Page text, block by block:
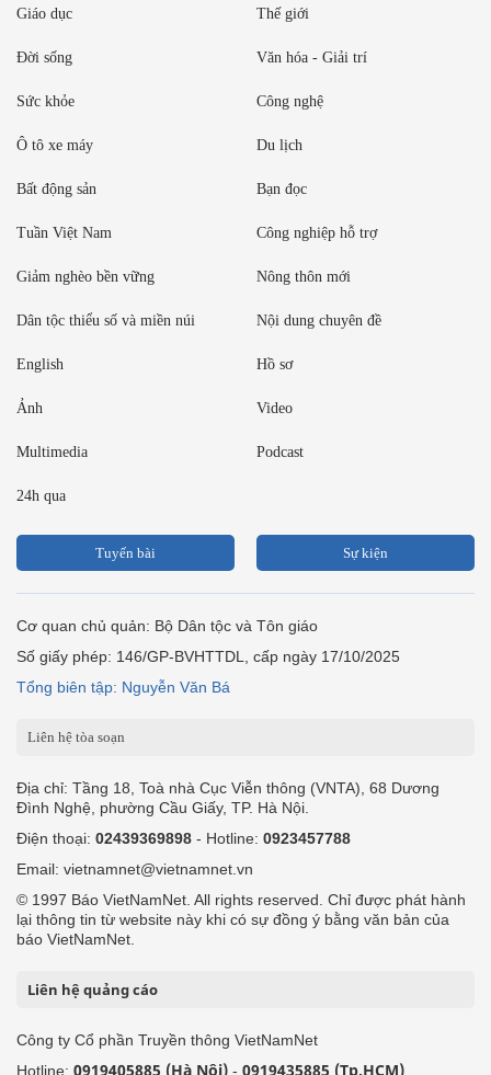
Giáo dục Thế giới
Đời sống Văn hóa - Giải trí
Sức khỏe Công nghệ
Ô tô xe máy Du lịch
Bất động sản Bạn đọc
Tuần Việt Nam Công nghiệp hỗ trợ
Giảm nghèo bền vững Nông thôn mới
Dân tộc thiểu số và miền núi Nội dung chuyên đề
English Hồ sơ
Ảnh Video
Multimedia Podcast
24h qua
Tuyến bài Sự kiện
Cơ quan chủ quản: Bộ Dân tộc và Tôn giáo
Số giấy phép: 146/GP-BVHTTDL, cấp ngày 17/10/2025
Tổng biên tập: Nguyễn Văn Bá
Liên hệ tòa soạn
Địa chỉ: Tầng 18, Toà nhà Cục Viễn thông (VNTA), 68 Dương
Đình Nghệ, phường Cầu Giấy, TP. Hà Nội.
Điện thoại: 02439369898 - Hotline: 0923457788
Email: vietnamnet@vietnamnet.vn
© 1997 Báo VietNamNet. All rights reserved. Chỉ được phát hành
lại thông tin từ website này khi có sự đồng ý bằng văn bản của
báo VietNamNet.
Liên hệ quảng cáo
Công ty Cổ phần Truyền thông VietNamNet
Hotline: 0919405885 (Hà Nội) - 0919435885 (Tp.HCM)